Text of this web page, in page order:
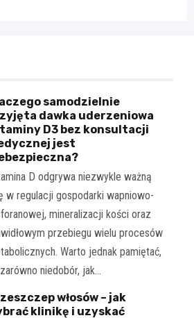
samodzielnie
dawka uderzeniowa
D3 bez konsultacji
jest
D odgrywa niezwykle ważną
w regulacji gospodarki wapniowo-
mineralizacji kości oraz
przebiegu wielu procesów
Warto jednak pamiętać,
niedobór, jak…
włosów – jak
klinikę i uzyskać